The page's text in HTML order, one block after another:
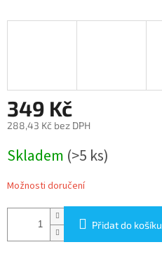
349 Kč
288,43 Kč bez DPH
cena:
Skladem (>5 ks)
Možnosti doručení
Přidat do košíku